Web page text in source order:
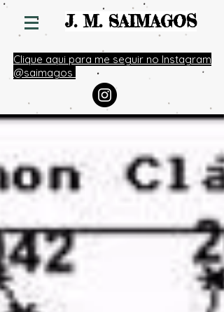
J. M. SAIMAGOS
Clique aqui para me seguir no Instagram
@saimagos